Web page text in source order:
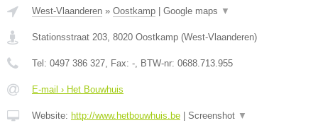
West-Vlaanderen » Oostkamp Google maps ▼
Stationsstraat 203, 8020 Oostkamp (West-Vlaanderen)
Tel: 0497 386 327, Fax: -, BTW-nr: 0688.713.955
E-mail › Het Bouwhuis
Website: http://www.hetbouwhuis.be Screenshot ▼